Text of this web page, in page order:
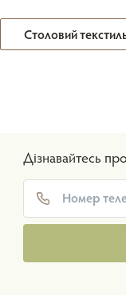
Столовий
Дізнавайтесь